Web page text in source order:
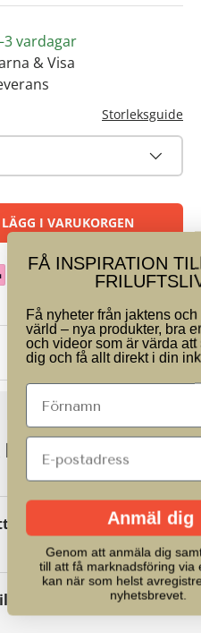
vardagar
& Visa
Storleksguide
LÄGG I VARUKORGEN
Vi har nöjda kunder
paket eller byter
om jag
TILL JAKT &
FRILUFTSLIV
från jaktens och friluftslivets
produkter, bra erbjudanden
som är värda att se. Anmäl
få allt direkt i din inkorg.
Anmäl dig
att anmäla dig samtycker du
få marknadsföring via e-post. Du
som helst avregistrera dig via
nyhetsbrevet.